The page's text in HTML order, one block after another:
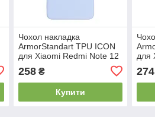
Чохол накладка
ArmorStandart TPU ICON
для Xiaomi Redmi Note 12
Lavender (ARM67766)
258₴
Купити
для
274